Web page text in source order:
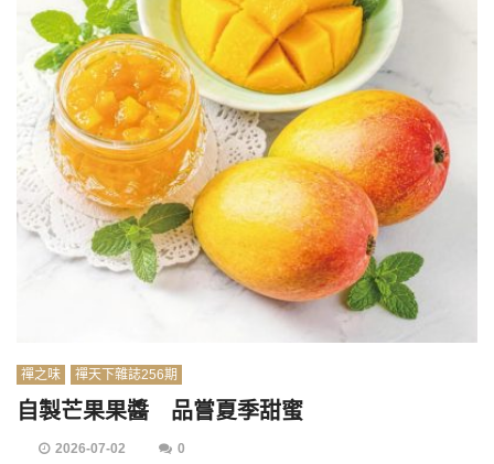
禪之味 禪天下雜誌256期
自製芒果果醬 品嘗夏季甜蜜
2026-07-02 0